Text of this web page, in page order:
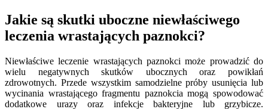
Jakie są skutki uboczne niewłaściwego
leczenia wrastających paznokci?
Niewłaściwe leczenie wrastających paznokci może prowadzić do
wielu negatywnych skutków ubocznych oraz powikłań
zdrowotnych. Przede wszystkim samodzielne próby usunięcia lub
wycinania wrastającego fragmentu paznokcia mogą spowodować
dodatkowe urazy oraz infekcje bakteryjne lub grzybicze.